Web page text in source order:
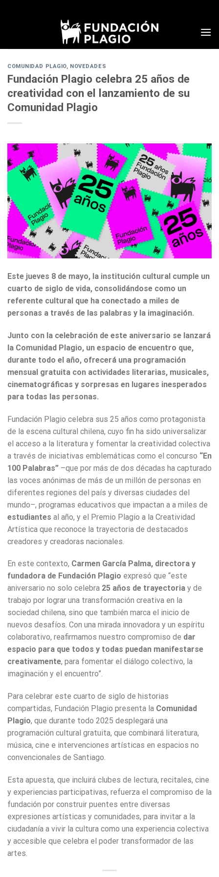
COMUNIDAD PLAGIO, NOVEDADES
Fundación Plagio celebra 25 años de
creatividad con el lanzamiento de su
Comunidad Plagio
Este jueves 8 de mayo, la institución cultural cumple un
cuarto de siglo de vida, consolidándose como un
referente cultural que ha conectado a miles de
personas a través de las palabras y la imaginación.
Junto con la celebración de este aniversario se lanzará
la Comunidad Plagio, un espacio de encuentro que,
durante todo el año, ofrecerá una programación
mensual gratuita con actividades literarias, musicales,
cinematográficas y sorpresas en lugares inesperados
para todas las personas.
Fundación Plagio celebra sus 25 años como protagonista
de la escena cultural chilena, cuyo fin ha sido universalizar
el acceso a la literatura y fomentar la creatividad colectiva
a través de iniciativas emblemáticas como el concurso “En
100 Palabras” –que por más de dos décadas ha capturado
las voces anónimas de más de un millón de personas en
diferentes regiones del país y diversas ciudades del
mundo–, programas educativos que impactan a a miles de
estudiantes al año, y el Premio Plagio a la Creatividad
Artística que reconoce la trayectoria de destacados
creadores y creadoras nacionales.
En este contexto, Carmen García Palma, directora y
fundadora de Fundación Plagio expresó que “este
aniversario no solo celebra 25 años de trayectoria y de
trabajo por lograr una transformación creativa en la
sociedad chilena, sino que también marca el inicio de
nuevos desafíos. Con una mirada innovadora y un espíritu
colaborativo, reafirmamos nuestro compromiso de dar
espacio para que todos y todas puedan manifestarse
creativamente, para fomentar el diálogo colectivo, la
imaginación y el encuentro”.
Para celebrar este cuarto de siglo de historias
compartidas, Fundación Plagio presenta la Comunidad
Plagio, que durante todo 2025 desplegará una
programación cultural gratuita, que combinará literatura,
música, cine e intervenciones artísticas en espacios no
convencionales de Santiago.
Esta apuesta, que incluirá clubes de lectura, recitales, cine
y experiencias participativas, refuerza el compromiso de la
fundación por construir puentes entre diversas
expresiones artísticas y comunidades, para invitar a la
ciudadanía a vivir la cultura como una experiencia colectiva
y accesible que celebra el poder transformador de las
artes.